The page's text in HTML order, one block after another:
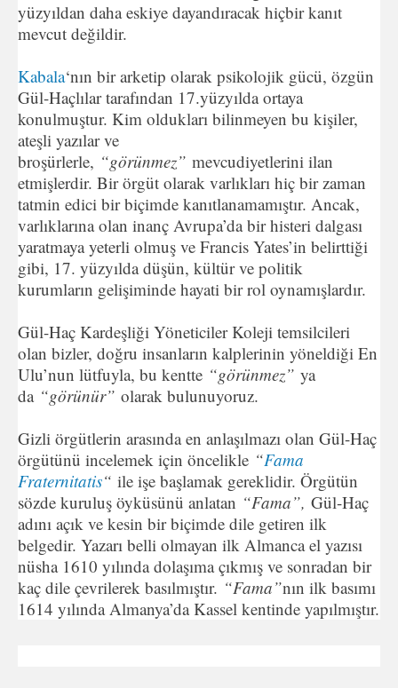
yüzyıldan daha eskiye dayandıracak hiçbir kanıt
mevcut değildir.
Kabala‘nın bir arketip olarak psikolojik gücü, özgün
Gül-Haçlılar tarafından 17.yüzyılda ortaya
konulmuştur. Kim oldukları bilinmeyen bu kişiler,
ateşli yazılar ve
broşürlerle, “görünmez” mevcudiyetlerini ilan
etmişlerdir. Bir örgüt olarak varlıkları hiç bir zaman
tatmin edici bir biçimde kanıtlanamamıştır. Ancak,
varlıklarına olan inanç Avrupa’da bir histeri dalgası
yaratmaya yeterli olmuş ve Francis Yates’in belirttiği
gibi, 17. yüzyılda düşün, kültür ve politik
kurumların gelişiminde hayati bir rol oynamışlardır.
Gül-Haç Kardeşliği Yöneticiler Koleji temsilcileri
olan bizler, doğru insanların kalplerinin yöneldiği En
Ulu’nun lütfuyla, bu kentte “görünmez” ya
da “görünür” olarak bulunuyoruz.
Gizli örgütlerin arasında en anlaşılmazı olan Gül-Haç
örgütünü incelemek için öncelikle “Fama
Fraternitatis“ ile işe başlamak gereklidir. Örgütün
sözde kuruluş öyküsünü anlatan “Fama”, Gül-Haç
adını açık ve kesin bir biçimde dile getiren ilk
belgedir. Yazarı belli olmayan ilk Almanca el yazısı
nüsha 1610 yılında dolaşıma çıkmış ve sonradan bir
kaç dile çevrilerek basılmıştır. “Fama”nın ilk basımı
1614 yılında Almanya’da Kassel kentinde yapılmıştır.